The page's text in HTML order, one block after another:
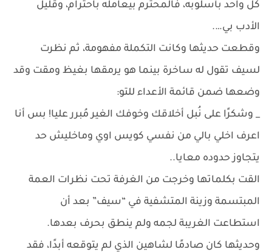
كل واحد بأسلوبه، فالمحترم بيعامله باحترام، وقليل
الأدب بي….
وقطعت حديثها وكانت التكملة مفهومة، ثم نظرت
لسيف تقول له ساخرة بينما هو يرمقها بغيظ ومقت وقد
وضعها ضمن قائمة الأعداء للتو:
_ وشكرًا على نُبل أخلاقك وخوفك الغير مُبرر عليا! بس أنا
اعرف اخلي بالي من نفسي كويس اوي وماخليش حد
يتجاوز حدوده معايا..
القت بكلماتها وخرجت من الغرفة تحت نظرات العمة
المبتسمة وزينة المتشفية في “سيف” بعد أن
استطاعت الغريبة لجمه ولم ينطق بحرف بعدها.
وحديثها كان صادمًا لشاهين الذي لم يتوقعه أبدًا، فقد